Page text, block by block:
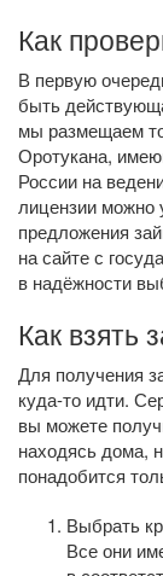
Как
В первую
быть
мы размещаем
Оротукана,
России на
лицензии можно
предложения
на сайте с
в надёжности
Как взять
Для получения
куда-то идти.
вы можете
находясь дома,
понадобится
Выбрать
Все они